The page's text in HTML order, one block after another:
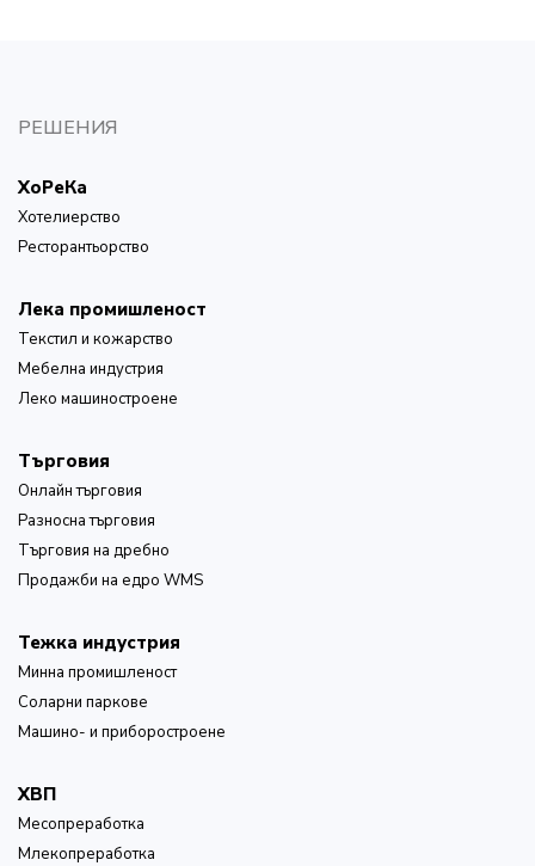
РЕШЕНИЯ
ХоРеКа
Хотелиерство
Ресторантьорство
Лека промишленост
Текстил и кожарство
Мебелна индустрия
Леко машиностроене
Търговия
Онлайн търговия
Разносна търговия
Търговия на дребно
Продажби на едро WMS
Тежка индустрия
Минна промишленост
Соларни паркове
Машино- и приборостроене
ХВП
Месопреработка
Млекопреработка